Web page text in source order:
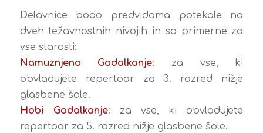
Delavnice bodo predvidoma potekale na
dveh težavnostnih nivojih in so primerne za
vse starosti:
Namuznjeno Godalkanje: za vse, ki
obvladujete repertoar za 3. razred nižje
glasbene šole.
Hobi Godalkanje: za vse, ki obvladujete
repertoar za 5. razred nižje glasbene šole.